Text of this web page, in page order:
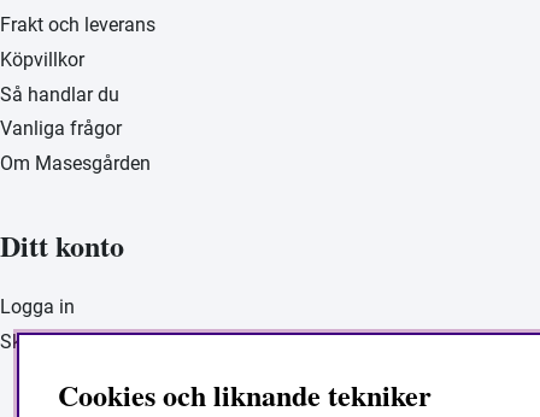
Frakt och leverans
Köpvillkor
Så handlar du
Vanliga frågor
Om Masesgården
Ditt konto
Logga in
Skapa konto
Cookies och liknande tekniker